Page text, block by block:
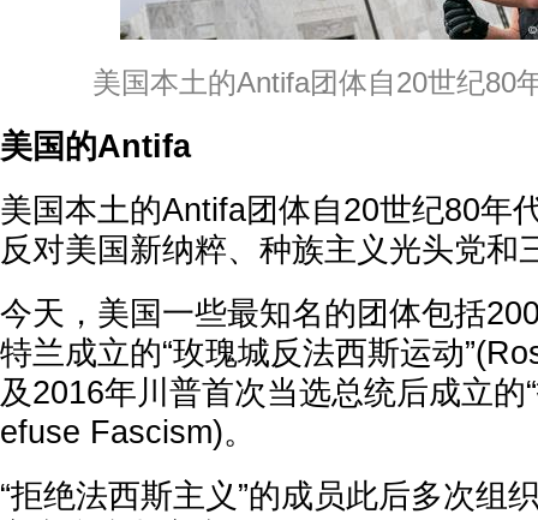
美国本土的Antifa团体自20世纪80
美国的Antifa
美国本土的Antifa团体自20世纪80年
反对美国新纳粹、种族主义光头党和
今天，美国一些最知名的团体包括
特兰成立的“玫瑰城反法西斯运动
及2016年川普首次当选总统后成立的
efuse Fascism)。
“拒绝法西斯主义”的成员此后多次组